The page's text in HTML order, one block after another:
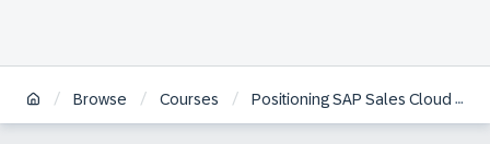
/ Browse / Courses / Positioning SAP Sales Cloud | BR